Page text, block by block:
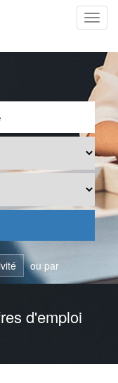
ou par
d'emploi